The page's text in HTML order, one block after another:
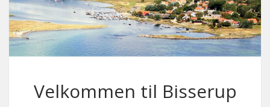
Velkommen til Bisserup